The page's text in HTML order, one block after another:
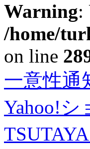
Warning:
/home/
on line
一意性通
Yahoo!